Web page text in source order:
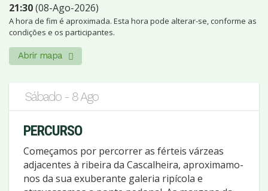
21:30(08-Ago-2026)
A hora de fim é aproximada. Esta hora pode alterar-se, conforme as
condições e os participantes.
Abrir mapa
Sábado - 8 Ago
PERCURSO
Começamos por percorrer as férteis várzeas
adjacentes à ribeira da Cascalheira, aproximamo-
nos da sua exuberante galeria ripícola e